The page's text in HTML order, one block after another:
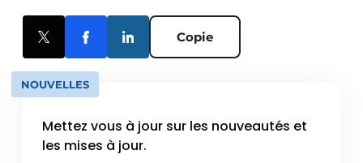
Copie
NOUVELLES
Mettez vous à jour sur les nouveautés et
les mises à jour.